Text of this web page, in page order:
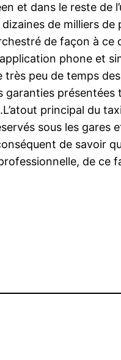
et dans le reste de
de milliers
de façon à ce
phone et
peu de temps des
principal du
sous les gares
de savoir
de ce